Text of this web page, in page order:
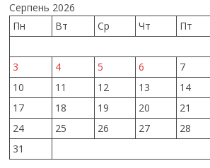
Серпень 2026
Пн
Вт Ср Чт Пт
3
4 5 6 7
10
11 12 13 14
17
18 19 20 21
24
25 26 27 28
31